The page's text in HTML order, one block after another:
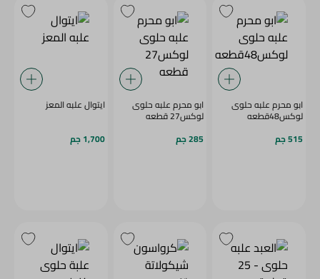
ابو محرم علبه حلوى
لوكس48قطعه
515 جم
ابو محرم علبه حلوى
لوكس27 قطعه
285 جم
ايتوال علبه المعز
1,700 جم